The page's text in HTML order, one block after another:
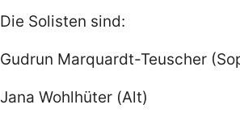
Die Solisten sind:
Gudrun Marquardt-Teuscher
Jana Wohlhüter (Alt)